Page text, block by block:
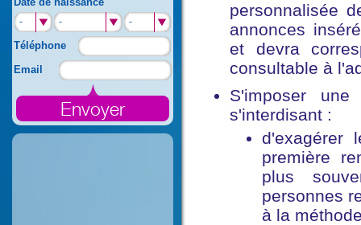
- - -
Téléphone
Email
personnalisée
annonces
et devra
consultable à
S'imposer
s'interdisant :
d'exagérer
première
plus
personnes
à la